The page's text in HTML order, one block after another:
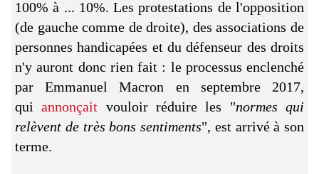
100% à ... 10%. Les protestations de l'opposition
(de gauche comme de droite), des associations de
personnes handicapées et du défenseur des droits
n'y auront donc rien fait : le processus enclenché
par Emmanuel Macron en septembre 2017,
qui
annonçait vouloir réduire les "normes qui
relèvent de très bons sentiments", est arrivé à son
terme.